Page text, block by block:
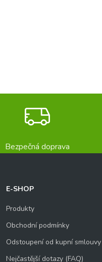
Bezpečná doprava
E-SHOP
Produkty
Obchodní podmínky
Odstoupení od kupní smlouvy
Nejčastější dotazy (FAQ)